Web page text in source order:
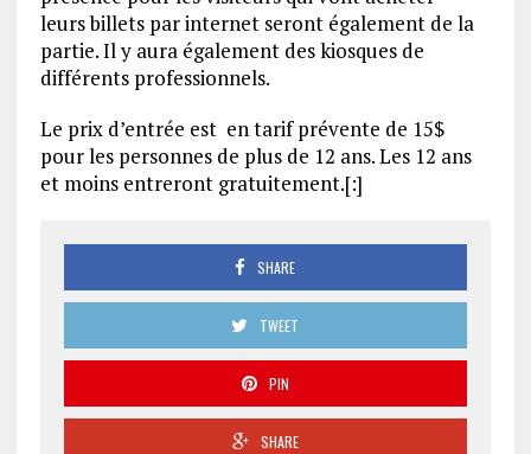
leurs billets par internet seront également de la
partie. Il y aura également des kiosques de
différents professionnels.
Le prix d’entrée est en tarif prévente de 15$
pour les personnes de plus de 12 ans. Les 12 ans
et moins entreront gratuitement.[:]
SHARE
TWEET
PIN
SHARE